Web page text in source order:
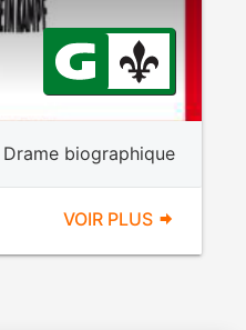
Drame biographique
VOIR PLUS